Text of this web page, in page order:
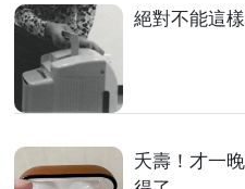
絕對不能這
夭壽！才一